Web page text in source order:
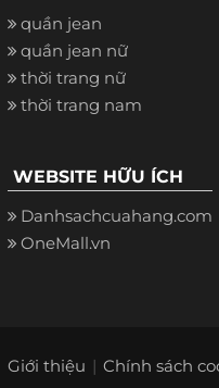
quần jean
quần jean nữ
thời trang nữ
thời trang nam
WEBSITE HỮU ÍCH
Danhsachcuahang.com
OneMall.vn
Giới thiệu Chính sách